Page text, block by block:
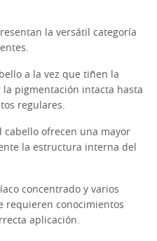
la versátil categoría
a la vez que tiñen la
pigmentación intacta hasta
regulares.
cabello ofrecen una mayor
la estructura interna del
concentrado y varios
requieren conocimientos
aplicación.